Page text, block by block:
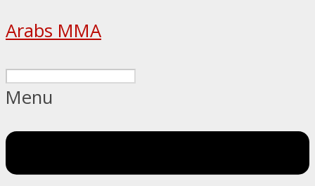
Arabs MMA
Menu